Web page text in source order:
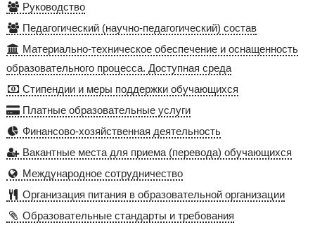
Руководство
Педагогический (научно-педагогический) состав
Материально-техническое обеспечение и оснащенность
образовательного процесса. Доступная среда
Стипендии и меры поддержки обучающихся
Платные образовательные услуги
Финансово-хозяйственная деятельность
Вакантные места для приема (перевода) обучающихся
Международное сотрудничество
Организация питания в образовательной организации
Образовательные стандарты и требования